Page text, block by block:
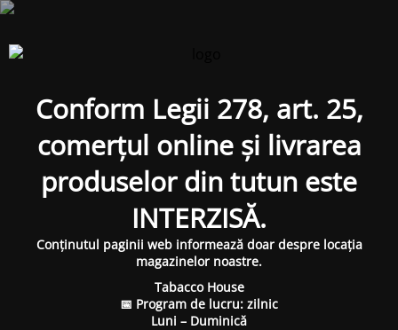
Conform Legii 278, art. 25,
comerțul online și livrarea
produselor din tutun este
INTERZISĂ.
Conținutul paginii web informează doar despre locația
magazinelor noastre.
Tabacco House
📅 Program de lucru: zilnic
Luni – Duminică